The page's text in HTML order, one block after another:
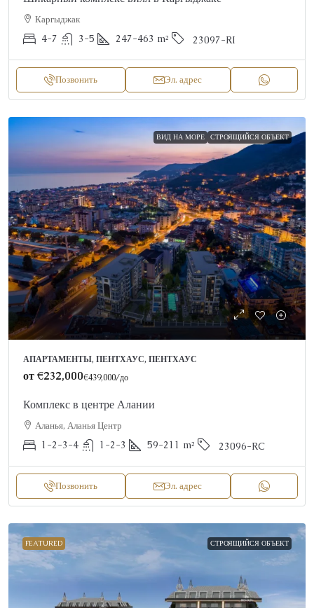
Каргыджак
4-7 3-5 247-463 m² 23097-RI
Позвонить Эл. адрес
ВИД НА МОРЕ СТРОЯЩИЙСЯ ОБЪЕКТ
АПАРТАМЕНТЫ, ПЕНТХАУС, ПЕНТХАУС
от€232,000€439,000/до
Комплекс в центре Алании
Аланья, Аланья Центр
1-2-3-4 1-2-3 59-211 m² 23096-RC
Позвонить Эл. адрес
FEATURED СТРОЯЩИЙСЯ ОБЪЕКТ